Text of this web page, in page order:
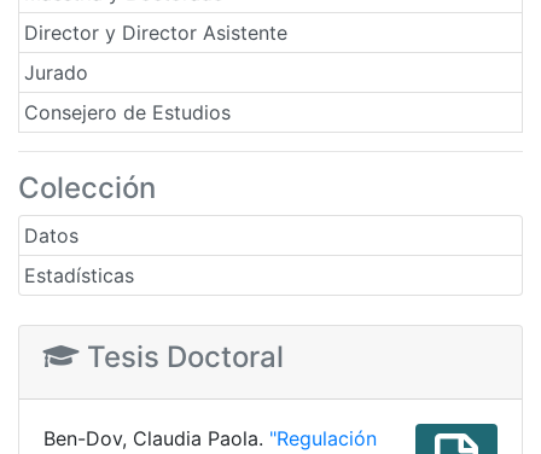
Director y Director Asistente
Jurado
Consejero de Estudios
Colección
Datos
Estadísticas
Tesis Doctoral
Ben-Dov, Claudia Paola. "Regulación